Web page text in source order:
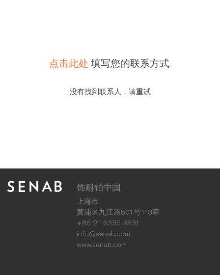
点击此处 填写您的联系方式.
没有找到联系人，请重试
饰耐铂中国
上海市
黄浦区九江路501号118室
+86 21 6335 3831
info@senab.com
www.senab.com